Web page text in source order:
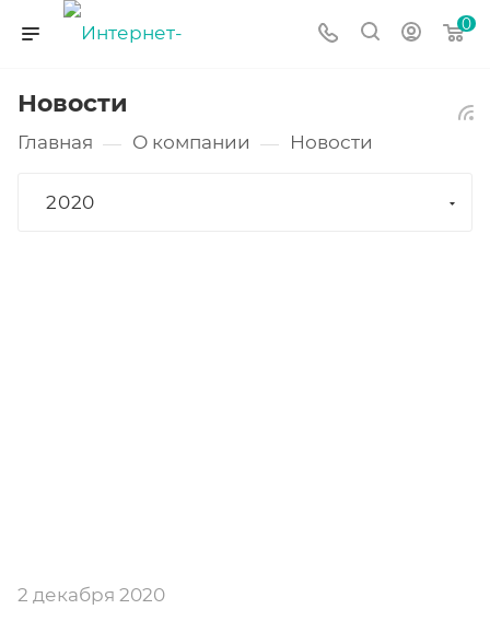
0
Новости
Главная — О компании — Новости
2020
2 декабря 2020